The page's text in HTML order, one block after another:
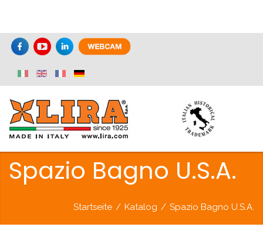
Spazio Bagno U.S.A.
Startseite / Katalog / Spazio Bagno U.S.A.